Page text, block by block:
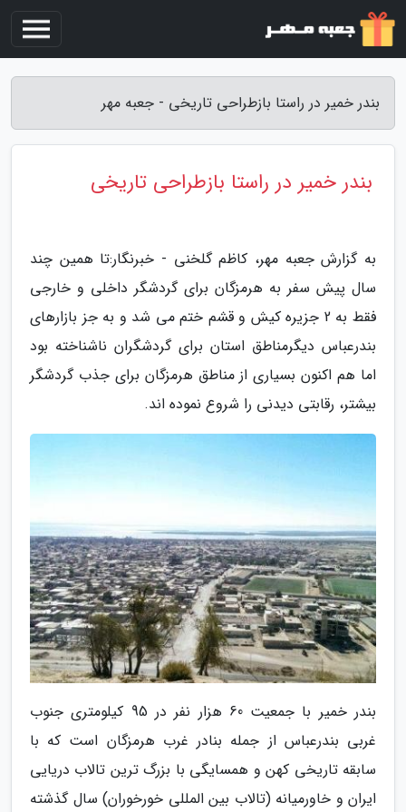
بندر خمیر در راستا بازطراحی تاریخی - جعبه مهر
بندر خمیر در راستا بازطراحی تاریخی
به گزارش جعبه مهر، کاظم گلخنی - خبرنگار:تا همین چند
سال پیش سفر به هرمزگان برای گردشگر داخلی و خارجی
فقط به 2 جزیره کیش و قشم ختم می شد و به جز بازارهای
بندرعباس دیگرمناطق استان برای گردشگران ناشناخته بود
اما هم اکنون بسیاری از مناطق هرمزگان برای جذب گردشگر
بیشتر، رقابتی دیدنی را شروع نموده اند.
بندر خمیر با جمعیت 60 هزار نفر در 95 کیلومتری جنوب
غربی بندرعباس از جمله بنادر غرب هرمزگان است که با
سابقه تاریخی کهن و همسایگی با بزرگ ترین تالاب دریایی
ایران و خاورمیانه (تالاب بین المللی خورخوران) سال گذشته